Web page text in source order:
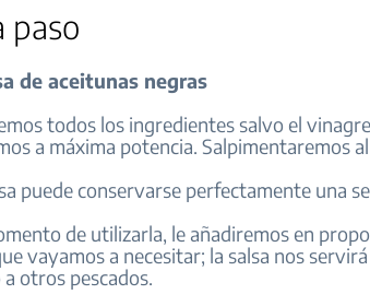
paso
de aceitunas negras
todos los ingredientes salvo el
a máxima potencia. Salpimentaremos
puede conservarse perfectamente una
de utilizarla, le añadiremos en
vayamos a necesitar; la salsa nos
otros pescados.